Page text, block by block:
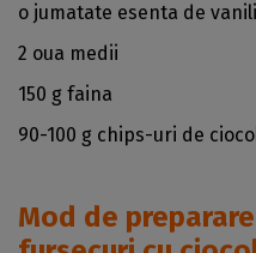
o jumatate esenta de
2 oua medii
150 g faina
90-100 g chips-uri de
Mod de